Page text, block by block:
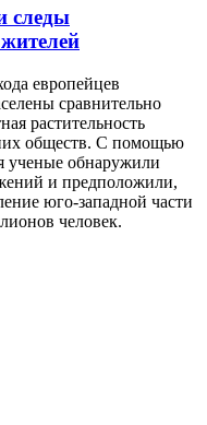
следы
европейцев
сравнительно
растительность
обществ. С помощью
ученые обнаружили
и предположили,
юго-западной части
человек.